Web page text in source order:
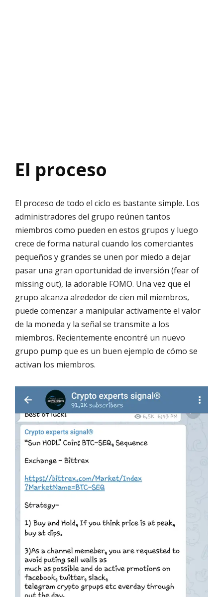
El proceso
El proceso de todo el ciclo es bastante simple. Los
administradores del grupo reúnen tantos
miembros como pueden en estos grupos y luego
crece de forma natural cuando los comerciantes
pequeños y grandes se unen por miedo a dejar
pasar una gran oportunidad de inversión (fear of
missing out), la adorable FOMO. Una vez que el
grupo alcanza alrededor de cien mil miembros,
puede comenzar a manipular activamente el valor
de la moneda y la señal se transmite a los
miembros. Recientemente encontré un nuevo
grupo pump que es un buen ejemplo de cómo se
activan los miembros.